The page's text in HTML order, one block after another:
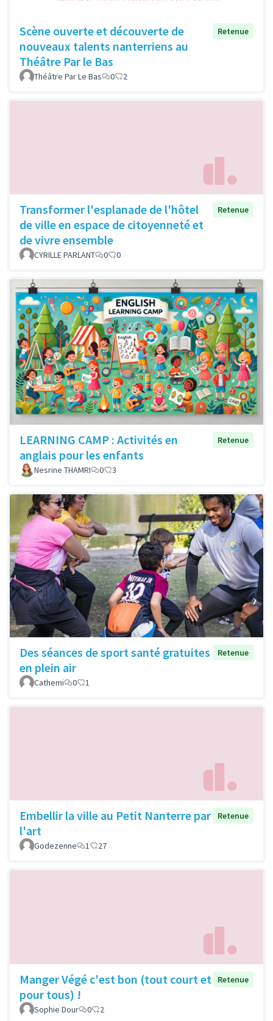
Scène ouverte et découverte de
nouveaux talents nanterriens au
Théâtre Par le Bas
Retenue
Théâtre Par Le Bas 0 2
Transformer l'esplanade de l'hôtel
de ville en espace de citoyenneté et
de vivre ensemble
Retenue
CYRILLE PARLANT 0 0
LEARNING CAMP : Activités en
anglais pour les enfants
Retenue
Nesrine THAMRI 0 3
Des séances de sport santé gratuites
en plein air
Retenue
Cathemi 0 1
Embellir la ville au Petit Nanterre par
l'art
Retenue
Godezenne 1 27
Manger Végé c'est bon (tout court et
pour tous) !
Retenue
Sophie Dour 0 2